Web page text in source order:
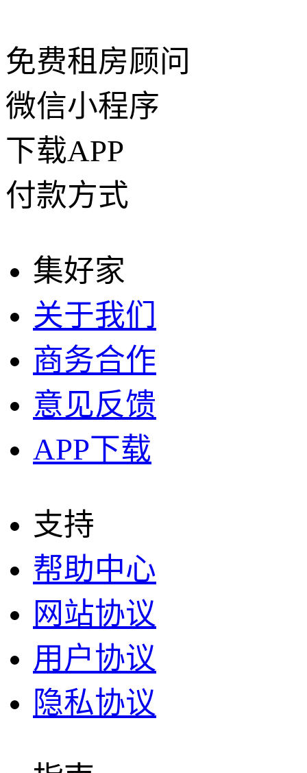
免费租房顾问
微信小程序
下载APP
付款方式
集好家
关于我们
商务合作
意见反馈
APP下载
支持
帮助中心
网站协议
用户协议
隐私协议